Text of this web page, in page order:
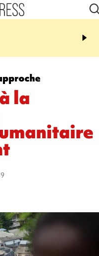
21:08
et Turquie scellent un
la